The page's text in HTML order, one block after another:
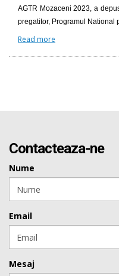
AGTR Mozaceni 2023, a
pregatitor, Programul National
Read more
Contacteaza-ne
Nume
Email
Mesaj